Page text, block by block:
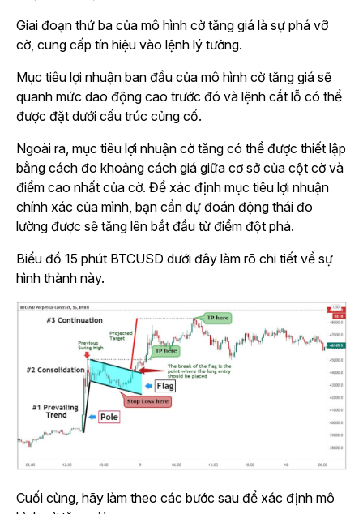
Giai đoạn thứ ba của mô hình cờ tăng giá là sự phá vỡ
cờ, cung cấp tín hiệu vào lệnh lý tưởng.
Mục tiêu lợi nhuận ban đầu của mô hình cờ tăng giá sẽ
quanh mức dao động cao trước đó và lệnh cắt lỗ có thể
được đặt dưới cấu trúc củng cố.
Ngoài ra, mục tiêu lợi nhuận cờ tăng có thể được thiết lập
bằng cách đo khoảng cách giá giữa cơ sở của cột cờ và
điểm cao nhất của cờ. Để xác định mục tiêu lợi nhuận
chính xác của mình, bạn cần dự đoán động thái đo
lường được sẽ tăng lên bắt đầu từ điểm đột phá.
Biểu đồ 15 phút BTCUSD dưới đây làm rõ chi tiết về sự
hình thành này.
Cuối cùng, hãy làm theo các bước sau để xác định mô